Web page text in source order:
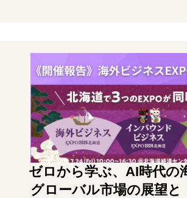
③ アジア圏での「デジタル」ビジネス事
価、戦略構築から事業立ち上げまでの海
ランスフォーメーションに係るトータル
④ 市場環境変動に即した手触り感あるイ
る海外市場調査＆参入戦略構築
⑤ アジア特有の中小案件M&A案件発掘
までをカバーする海外M&A一気通貫支援
⑥ 既存サプライチェーン体制の分析/評
び、直接材＆間接材の調達コスト削減
オセアニア アフリカ
ロシア その他英語
ゼロから学ぶ、AI時代の
グローバル市場の展望と